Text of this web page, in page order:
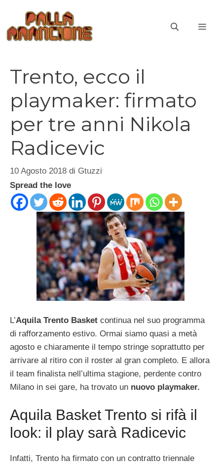
contenuto
Trento, ecco il
playmaker: firmato
per tre anni Nikola
Radicevic
10 Agosto 2018 di Gtuzzi
Spread the love
L’Aquila Trento Basket continua nel suo programma
di rafforzamento estivo. Ormai siamo quasi a metà
agosto e chiaramente il tempo stringe soprattutto per
arrivare al ritiro con il roster al gran completo. E allora
il team finalista nell’ultima stagione, perdente contro
Milano in sei gare, ha trovato un nuovo playmaker.
Aquila Basket Trento si rifà il
look: il play sarà Radicevic
Infatti, Trento ha firmato con un contratto triennale